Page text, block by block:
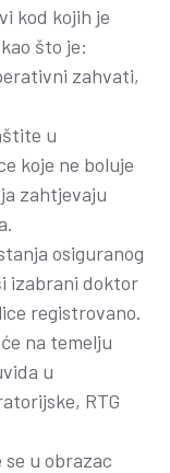
kod kojih je
što je:
zahvati,
u
koje ne boluje
zahtjevaju
osiguranog
izabrani doktor
registrovano.
na temelju
u
RTG
u obrazac